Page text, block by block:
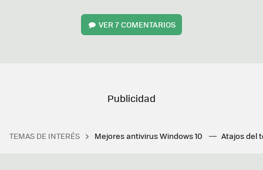
VER7 COMENTARIOS
TEMAS DE INTERÉS Mejores antivirus Windows 10 Atajos del